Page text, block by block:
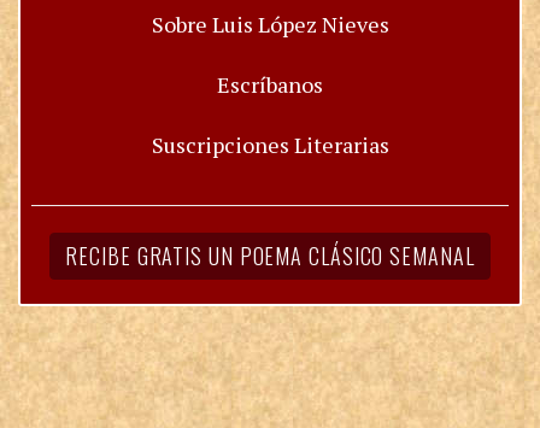
Sobre Luis López Nieves
Escríbanos
Suscripciones Literarias
RECIBE GRATIS UN POEMA CLÁSICO SEMANAL